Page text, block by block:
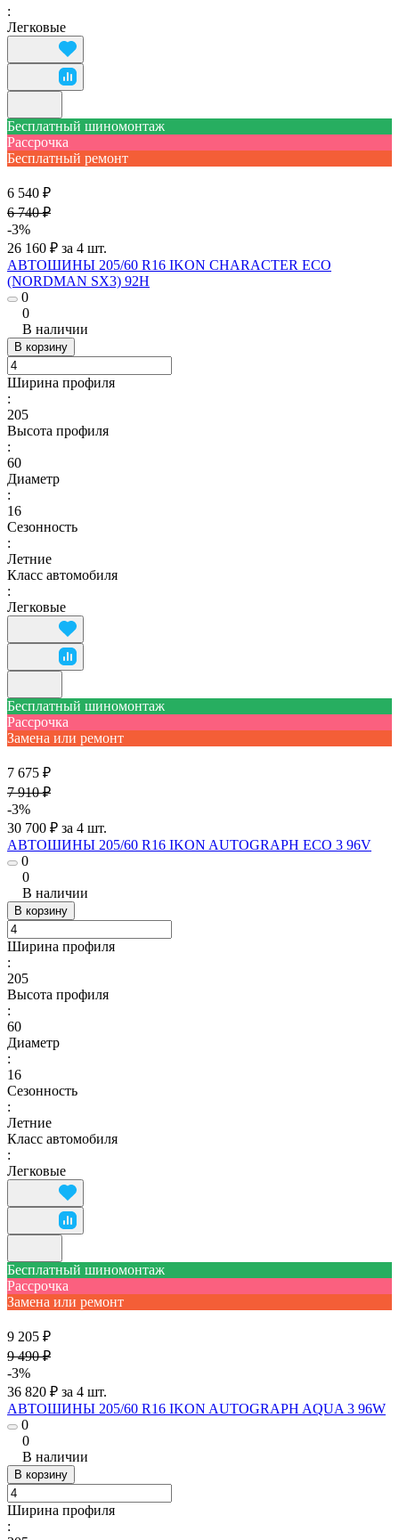
:
Легковые
Бесплатный шиномонтаж
Рассрочка
Бесплатный ремонт
6 540 ₽
6 740 ₽
-3%
26 160 ₽ за 4 шт.
АВТОШИНЫ 205/60 R16 IKON CHARACTER ECO
(NORDMAN SX3) 92H
0
0
В наличии
В корзину
Ширина профиля
:
205
Высота профиля
:
60
Диаметр
:
16
Сезонность
:
Летние
Класс автомобиля
:
Легковые
Бесплатный шиномонтаж
Рассрочка
Замена или ремонт
7 675 ₽
7 910 ₽
-3%
30 700 ₽ за 4 шт.
АВТОШИНЫ 205/60 R16 IKON AUTOGRAPH ECO 3 96V
0
0
В наличии
В корзину
Ширина профиля
:
205
Высота профиля
:
60
Диаметр
:
16
Сезонность
:
Летние
Класс автомобиля
:
Легковые
Бесплатный шиномонтаж
Рассрочка
Замена или ремонт
9 205 ₽
9 490 ₽
-3%
36 820 ₽ за 4 шт.
АВТОШИНЫ 205/60 R16 IKON AUTOGRAPH AQUA 3 96W
0
0
В наличии
В корзину
Ширина профиля
: